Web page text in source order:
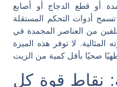
أو قطع الدجاج أو أصابع
تسمح أدوات التحكم المستقلة
من العناصر المجمدة في
لا توفر هذه الميزة
نقاط قوة كل